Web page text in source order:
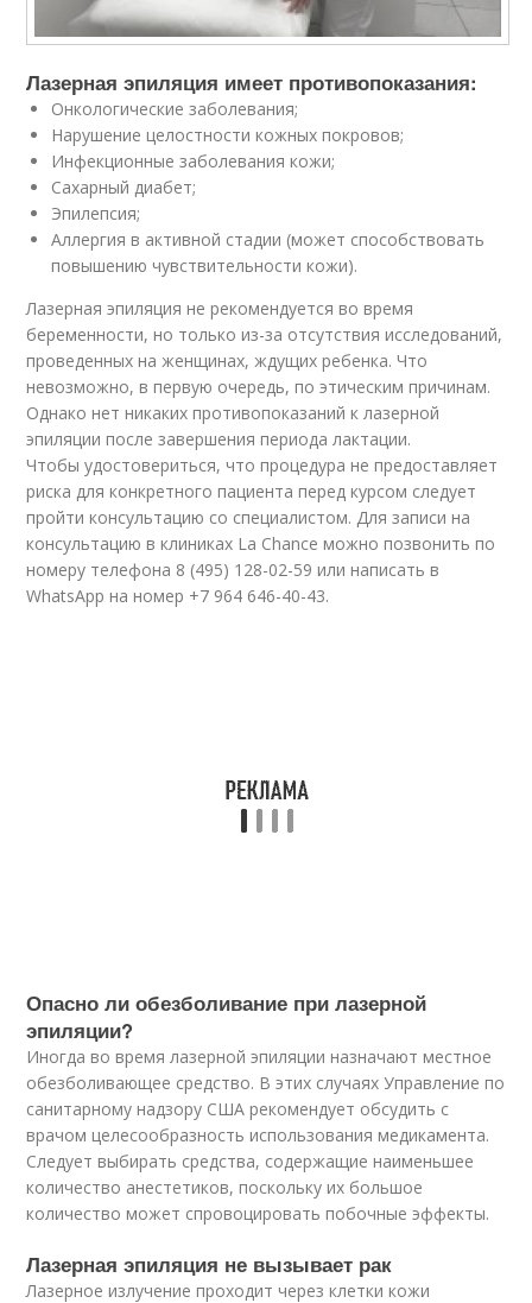
Лазерная эпиляция имеет противопоказания:
Онкологические заболевания;
Нарушение целостности кожных покровов;
Инфекционные заболевания кожи;
Сахарный диабет;
Эпилепсия;
Аллергия в активной стадии (может способствовать
повышению чувствительности кожи).
Лазерная эпиляция не рекомендуется во время
беременности, но только из-за отсутствия исследований,
проведенных на женщинах, ждущих ребенка. Что
невозможно, в первую очередь, по этическим причинам.
Однако нет никаких противопоказаний к лазерной
эпиляции после завершения периода лактации.
Чтобы удостовериться, что процедура не предоставляет
риска для конкретного пациента перед курсом следует
пройти консультацию со специалистом. Для записи на
консультацию в клиниках La Chance можно позвонить по
номеру телефона 8 (495) 128-02-59 или написать в
WhatsApp на номер +7 964 646-40-43.
Опасно ли обезболивание при лазерной
эпиляции?
Иногда во время лазерной эпиляции назначают местное
обезболивающее средство. В этих случаях Управление по
санитарному надзору США рекомендует обсудить с
врачом целесообразность использования медикамента.
Следует выбирать средства, содержащие наименьшее
количество анестетиков, поскольку их большое
количество может спровоцировать побочные эффекты.
Лазерная эпиляция не вызывает рак
Лазерное излучение проходит через клетки кожи